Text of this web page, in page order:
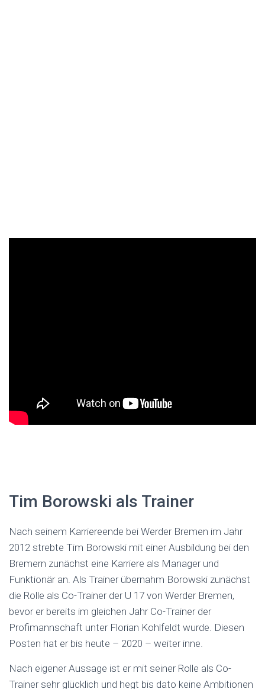
Tim Borowski als Trainer
Nach seinem Karriereende bei Werder Bremen im Jahr
2012 strebte Tim Borowski mit einer Ausbildung bei den
Bremern zunächst eine Karriere als Manager und
Funktionär an. Als Trainer übernahm Borowski zunächst
die Rolle als Co-Trainer der U 17 von Werder Bremen,
bevor er bereits im gleichen Jahr Co-Trainer der
Profimannschaft unter Florian Kohlfeldt wurde. Diesen
Posten hat er bis heute – 2020 – weiter inne.
Nach eigener Aussage ist er mit seiner Rolle als Co-
Trainer sehr glücklich und hegt bis dato keine Ambitionen